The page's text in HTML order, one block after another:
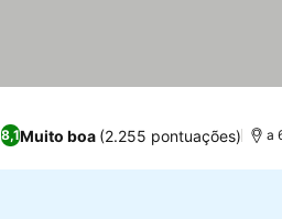
8,1Muito boa (2.255 pontuações) a